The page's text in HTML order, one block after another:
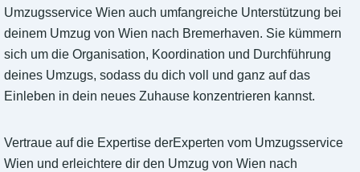
Umzugsservice Wien auch umfangreiche Unterstützung bei
deinem Umzug von Wien nach Bremerhaven. Sie kümmern
sich um die Organisation, Koordination und Durchführung
deines Umzugs, sodass du dich voll und ganz auf das
Einleben in dein neues Zuhause konzentrieren kannst.
Vertraue auf die Expertise derExperten vom Umzugsservice
Wien und erleichtere dir den Umzug von Wien nach